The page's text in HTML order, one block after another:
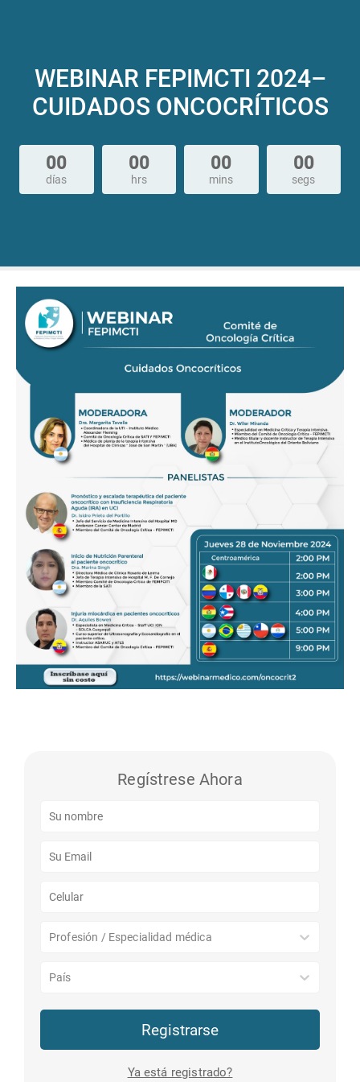
WEBINAR FEPIMCTI 2024–
CUIDADOS ONCOCRÍTICOS
00
días
00
hrs
00
mins
00
segs
Regístrese Ahora
Profesión / Especialidad médica
País
Registrarse
Ya está registrado?